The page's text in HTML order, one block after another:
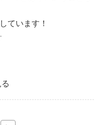
ています！